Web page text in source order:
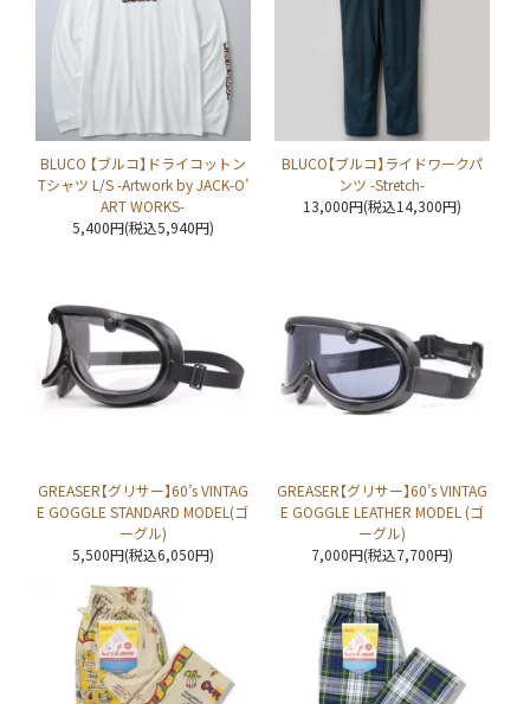
BLUCO 【ブルコ】ドライコットン
Tシャツ L/S -Artwork by JACK-O’
ART WORKS-
5,400円(税込5,940円)
BLUCO【ブルコ】ライドワークパ
ンツ -Stretch-
13,000円(税込14,300円)
GREASER【グリサー】60’s VINTAG
E GOGGLE STANDARD MODEL(ゴ
ーグル)
5,500円(税込6,050円)
GREASER【グリサー】60’s VINTAG
E GOGGLE LEATHER MODEL (ゴ
ーグル)
7,000円(税込7,700円)